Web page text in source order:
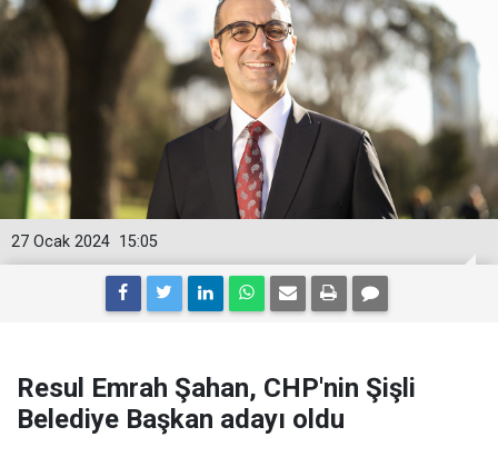
15:05
27 Ocak 2024
Resul Emrah Şahan, CHP'nin Şişli
Belediye Başkan adayı oldu